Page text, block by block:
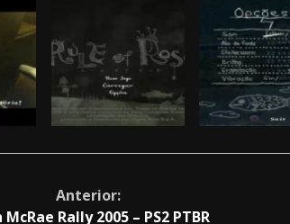
textos foram retraduzidos para maior
de alguns textos foi aprimorada.
da tradução vai para: Os Aristocratas do
Anterior:
Rally 2005 – PS2 PTBR